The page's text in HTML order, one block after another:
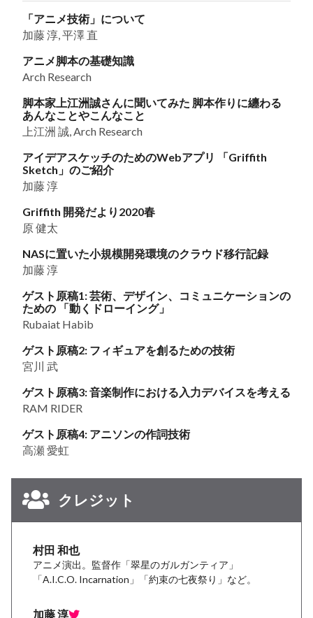
「アニメ技術」について
加藤 淳, 平澤 直
アニメ脚本の基礎知識
Arch Research
脚本家上江洲誠さんに聞いてみた 脚本作りに纏わる
あんなことやこんなこと
上江洲 誠, Arch Research
アイデアスケッチのためのWebアプリ 「Griffith
Sketch」のご紹介
加藤 淳
Griffith 開発だより2020春
原 健太
NASに置いた小規模開発環境のクラウド移行記録
加藤 淳
ゲスト原稿1: 芸術、デザイン、コミュニケーションの
ための 「動くドローイング」
Rubaiat Habib
ゲスト原稿2: フィギュアを創るための技術
宮川 武
ゲスト原稿3: 音楽制作における入力デバイスを考える
RAM RIDER
ゲスト原稿4: アニソンの作詞技術
高瀬 愛虹
クレジット
村田 和也
アニメ演出。監督作「翠星のガルガンティア」
「A.I.C.O. Incarnation」「約束の七夜祭り」など。
加藤 淳